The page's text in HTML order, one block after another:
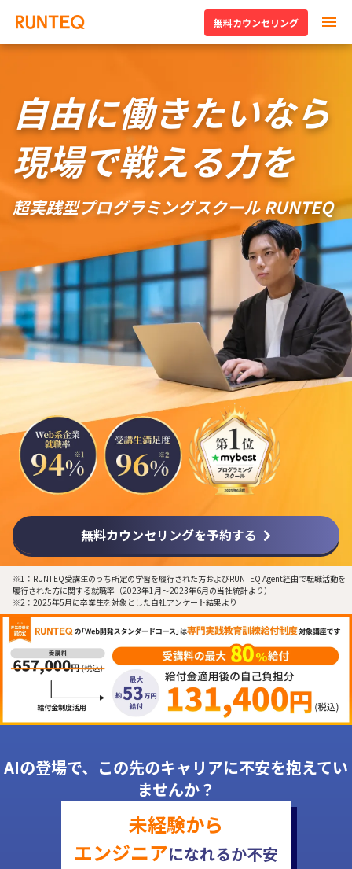
無料カウンセリング
自由に働きたいなら
現場で戦える力を
超実践型プログラミングスクール RUNTEQ
無料カウンセリングを予約する
※1：RUNTEQ受講生のうち所定の学習を履行された方およびRUNTEQ Agent経由で転職活動を
履行された方に関する就職率（2023年1月〜2023年6月の当社統計より）
※2：2025年5月に卒業生を対象とした自社アンケート結果より
AIの登場で、この先のキャリアに不安を抱えてい
ませんか？
未経験から
エンジニアになれるか不安